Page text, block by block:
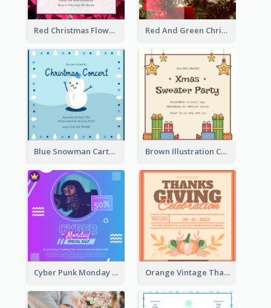
Red Christmas Flower Christmas Dinner Invitation Red And Green Christmas Tree Christmas Party Invitation
Blue Snowman Cartoon Christmas Concert Invitation Brown Illustration Christmas Sweater Party Invitation
Cyber Punk Monday Discount Invitation Design Orange Vintage Thanksgiving Celebration Invitation Design